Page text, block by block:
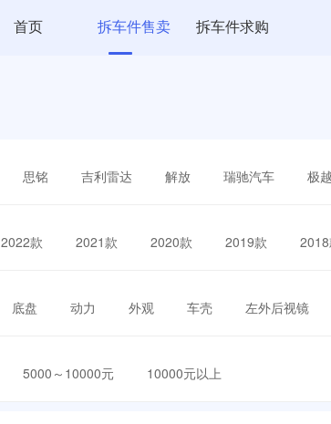
首页 拆车件售卖 拆车件求购
思铭 吉利雷达 解放 瑞驰汽车 极
2022款 2021款 2020款 2019款
底盘 动力 外观 车壳 左外后视镜
5000～10000元 10000元以上